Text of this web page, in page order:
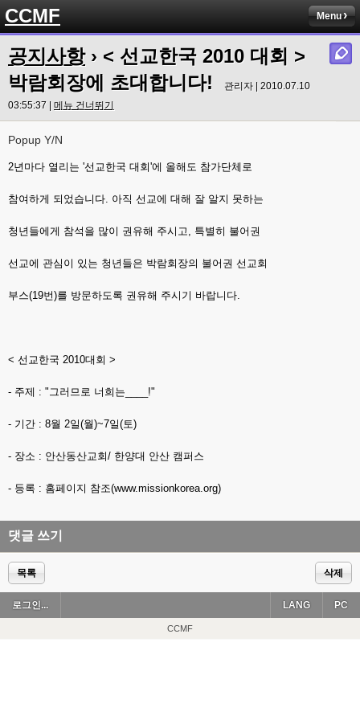
CCMF Menu
공지사항› < 선교한국 2010 대회 >
박람회장에 초대합니다!
관리자 | 2010.07.10
03:55:37 | 메뉴 건너뛰기
Popup Y/N
2년마다 열리는 '선교한국 대회'에 올해도 참가단체로
참여하게 되었습니다. 아직 선교에 대해 잘 알지 못하는
청년들에게 참석을 많이 권유해 주시고, 특별히 불어권
선교에 관심이 있는 청년들은 박람회장의 불어권 선교회
부스(19번)를 방문하도록 권유해 주시기 바랍니다.
< 선교한국 2010대회 >
- 주제 : "그러므로 너희는____!"
- 기간 : 8월 2일(월)~7일(토)
- 장소 : 안산동산교회/ 한양대 안산 캠퍼스
- 등록 : 홈페이지 참조(www.missionkorea.org)
댓글 쓰기
목록 삭제
로그인... PC
LANG
CCMF